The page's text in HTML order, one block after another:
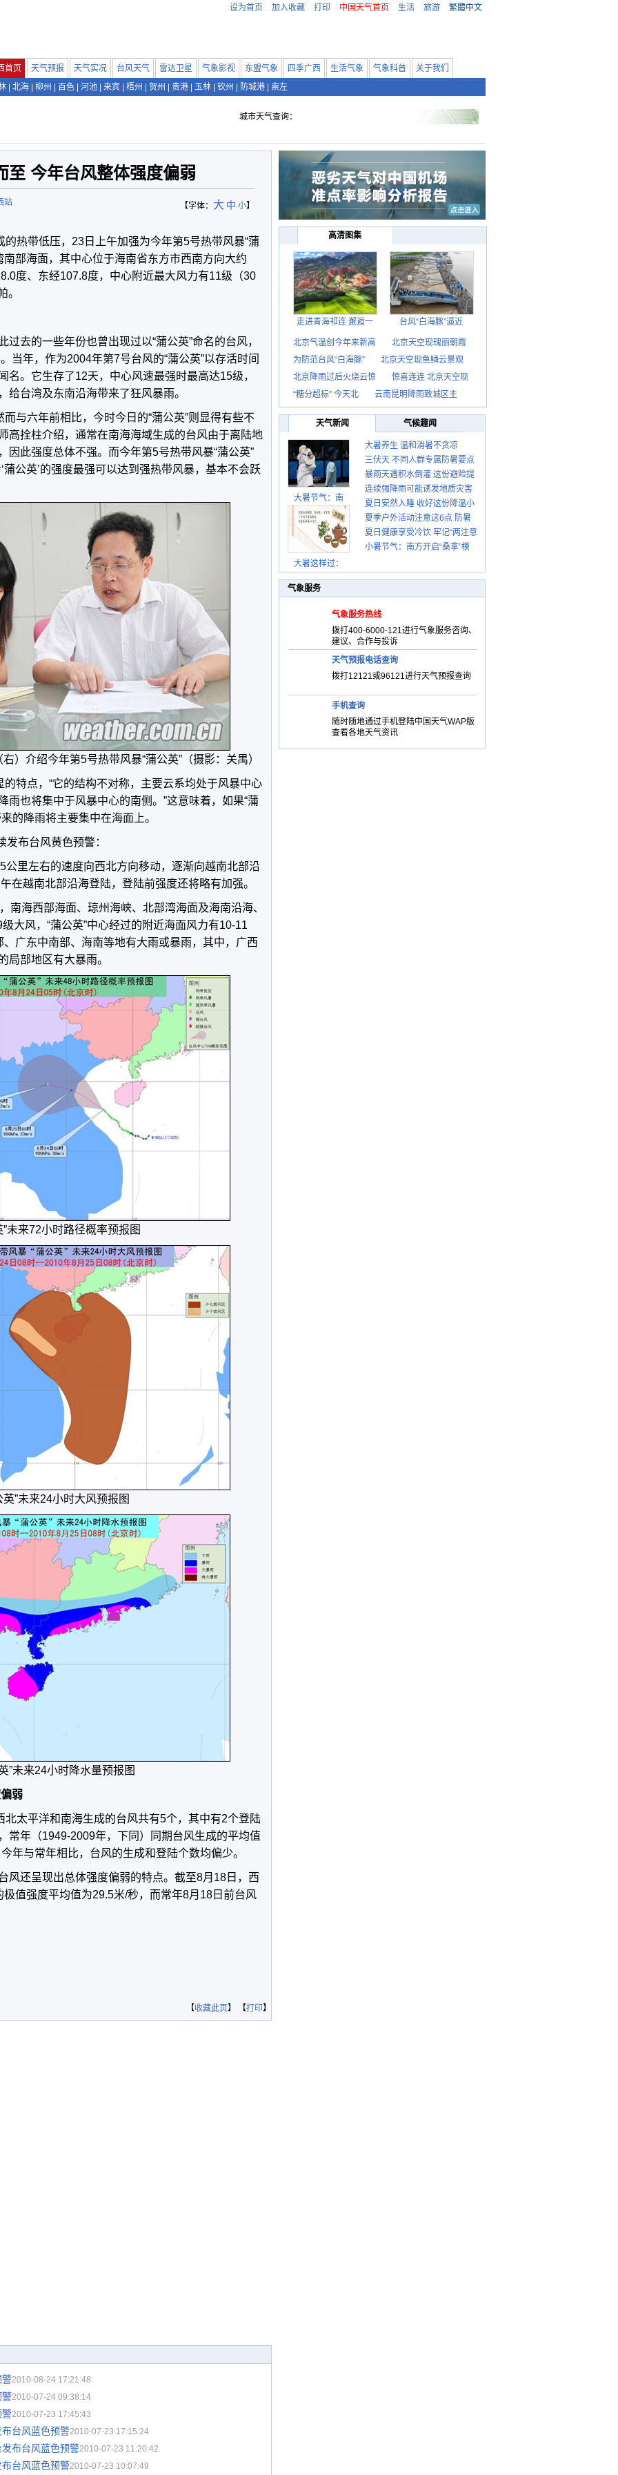
设为首页 加入收藏 打印 中国天气首页 生活 旅游 繁體中文
首页 天气预报 天气实况 台风天气 雷达卫星 气象影视 东盟气象 四季广西 生活气象 气象科普
关于我们
北海 柳州 百色 河池 来宾 梧州 贺州 贵港 玉林 钦州 防城港 崇左
城市天气查询：
至 今年台风整体强度偏弱
【字体： 大 中 小】
站
热带低压，23日上午加强为今年第5号热带风暴“蒲
部海面，其中心位于海南省东方市西南方向大约
度、东经107.8度，中心附近最大风力有11级（30
。
去的一些年份也曾出现过以“蒲公英”命名的台风，
当年，作为2004年第7号台风的“蒲公英”以存活时间
名。它生存了12天，中心风速最强时最高达15级，
给台湾及东南沿海带来了狂风暴雨。
而与六年前相比，今时今日的“蒲公英”则显得有些不
高拴柱介绍，通常在南海海域生成的台风由于离陆地
因此强度总体不强。而今年第5号热带风暴“蒲公英”
蒲公英’的强度最强可以达到强热带风暴，基本不会跃
）介绍今年第5号热带风暴“蒲公英”（摄影：关禺）
的特点，“它的结构不对称，主要云系均处于风暴中心
雨也将集中于风暴中心的南侧。”这意味着，如果“蒲
的降雨将主要集中在海面上。
布台风黄色预警：
公里左右的速度向西北方向移动，逐渐向越南北部沿
在越南北部沿海登陆，登陆前强度还将略有加强。
南海西部海面、琼州海峡、北部湾海面及海南沿海、
大风，“蒲公英”中心经过的附近海面风力有10-11
广东中南部、海南等地有大雨或暴雨，其中，广西
局部地区有大暴雨。
”未来72小时路径概率预报图
英”未来24小时大风预报图
”未来24小时降水量预报图
弱
北太平洋和南海生成的台风共有5个，其中有2个登陆
常年（1949-2009年，下同）同期台风生成的平均值
年与常年相比，台风的生成和登陆个数均偏少。
风还呈现出总体强度偏弱的特点。截至8月18日，西
值强度平均值为29.5米/秒，而常年8月18日前台风
【收藏此页】 【打印】
警2010-08-24 17:21:48
警2010-07-24 09:38:14
警2010-07-23 17:45:43
台风蓝色预警2010-07-23 17:15:24
布台风蓝色预警2010-07-23 11:20:42
台风蓝色预警2010-07-23 10:07:49
高清图集
走进青海祁连 邂逅一 台风“白海豚”逼近
北京气温创今年来新高
北京天空现瑰丽朝霞
为防范台风“白海豚”
北京天空现鱼鳞云景观
北京降雨过后火烧云惊
惊喜连连 北京天空现
“糖分超标” 今天北
云南昆明降雨致城区主
天气新闻 气候趣闻
大暑节气：南
大暑这样过：
大暑养生 温和消暑不贪凉
三伏天 不同人群专属防暑要点
请收好
暴雨天遇积水倒灌 这份避险提
示请收好
连续强降雨可能诱发地质灾害
这些前兆要知道
夏日安然入睡 收好这份降温小
贴士
夏季户外活动注意这6点 防暑
健身两不误
夏日健康享受冷饮 牢记“两注意
一控制”
小暑节气：南方开启“桑拿”模
气象服务
气象服务热线
拨打400-6000-121进行气象服务咨询、
建议、合作与投诉
天气预报电话查询
拨打12121或96121进行天气预报查询
手机查询
随时随地通过手机登陆中国天气WAP版
查看各地天气资讯